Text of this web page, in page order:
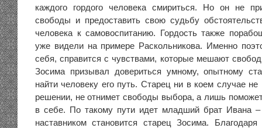
каждого гордого человека смириться. Но он не
свободы и предоставить свою судьбу
человека к самовоспитанию. Гордость также
уже видели на примере Раскольникова. Именно
себя, справится с чувствами, которые мешают
Зосима призывал довериться умному, опытному
найти человеку его путь. Старец ни в коем случае не
решении, не отнимет свободы выбора, а лишь
в себе. По такому пути идет младший брат Ивана
наставником становится старец Зосима.